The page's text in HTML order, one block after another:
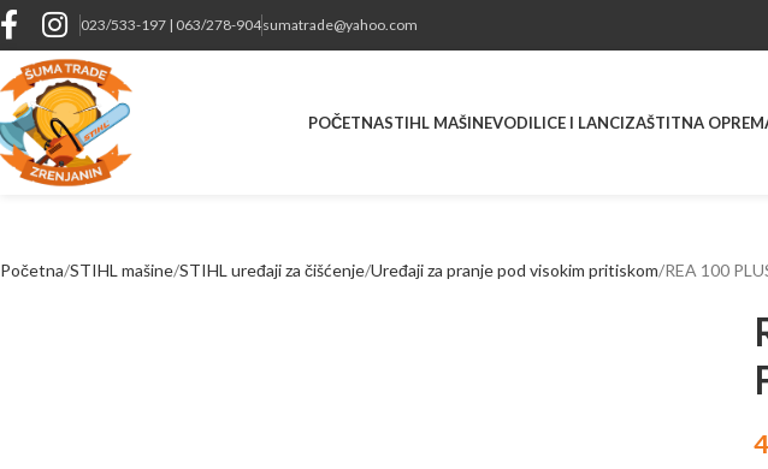
023/533-197 | 063/278-904sumatrade@yahoo.com
POČETNASTIHL MAŠINEVODILICE I LANCIZAŠTITNA
Početna STIHL mašine STIHL uređaji za čišćenje Uređaji za pranje pod visokim pritiskom REA 100